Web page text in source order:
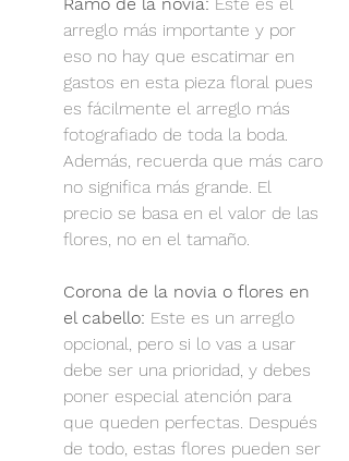
arreglo más importante y por
eso no hay que escatimar en
gastos en esta pieza floral pues
es fácilmente el arreglo más
fotografiado de toda la boda.
Además, recuerda que más caro
no significa más grande. El
precio se basa en el valor de las
flores, no en el tamaño.
Corona de la novia o flores en
el cabello: Este es un arreglo
opcional, pero si lo vas a usar
debe ser una prioridad, y debes
poner especial atención para
que queden perfectas. Después
de todo, estas flores pueden ser